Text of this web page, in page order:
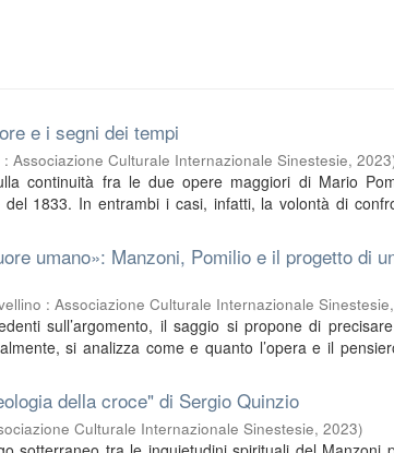
e i segni dei tempi
: Associazione Culturale Internazionale Sinestesie,2023
continuità fra le due opere maggiori di Mario
1833. In entrambi i casi, infatti, la volontà di
umano»: Manzoni, Pomilio e il progetto di
: Associazione Culturale Internazionale Sinestesie
sull’argomento, il saggio si propone di
si analizza come e quanto l’opera e il
della croce" di Sergio Quinzio
Culturale Internazionale Sinestesie,2023)